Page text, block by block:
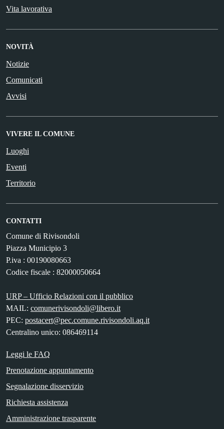
Vita lavorativa
NOVITÀ
Notizie
Comunicati
Avvisi
VIVERE IL COMUNE
Luoghi
Eventi
Territorio
CONTATTI
Comune di Rivisondoli
Piazza Municipio 3
P.iva : 00190080663
Codice fiscale : 82000050664
URP – Ufficio Relazioni con il pubblico
MAIL: comunerivisondoli@libero.it
PEC: postacert@pec.comune.rivisondoli.aq.it
Centralino unico: 086469114
Leggi le FAQ
Prenotazione appuntamento
Segnalazione disservizio
Richiesta assistenza
Amministrazione trasparente